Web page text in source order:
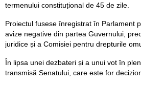
termenului constituțional de 45 de zile.
Proiectul fusese înregistrat în Parlament
avize negative din partea Guvernului,
juridice și a Comisiei pentru drepturile
În lipsa unei dezbateri și a unui vot în
transmisă Senatului, care este for